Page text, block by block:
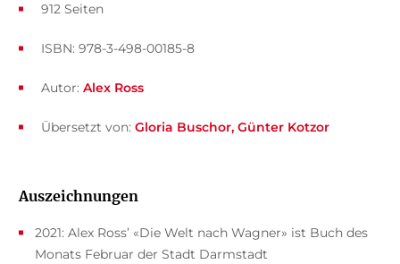
Übersetzt von: Gloria Buschor Günter Kotzor
ISBN: 978-3-498-00185-8
912 Seiten
Autor: Alex Ross
Auszeichnungen
2021: Alex Ross’ «Die Welt nach Wagner» ist Buch des
Monats Februar der Stadt Darmstadt